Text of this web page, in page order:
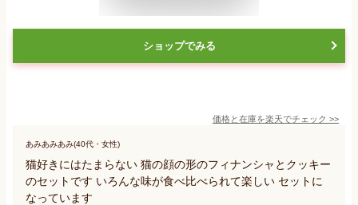
ショップでみる
価格と在庫を楽天でチェック >>
あみあみあみ(40代・女性)
猫好きにはたまらない 猫の顔の形のフィナンシャとクッキー
のセットです いろんな味が食べ比べられて楽しい セットに
なっています